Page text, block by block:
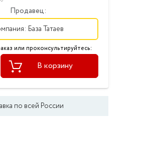
Продавец:
База Татаев
или проконсультируйтесь:
В корзину
по всей России